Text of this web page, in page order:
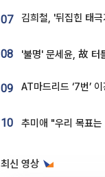
07
08
09
10
최신 영상